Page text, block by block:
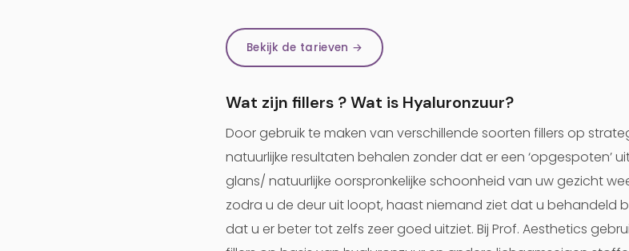
Bekijk de tarieven →
Wat zijn fillers ? Wat is Hyaluronzuur?
Door gebruik te maken van verschillende soorten fillers op
natuurlijke resultaten behalen zonder dat er een ‘opgespoten’
glans/ natuurlijke oorspronkelijke schoonheid van uw gezicht
zodra u de deur uit loopt, haast niemand ziet dat u behandeld
dat u er beter tot zelfs zeer goed uitziet. Bij Prof. Aesthetics